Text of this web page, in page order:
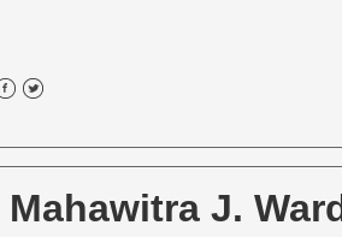
Mahawitra J.